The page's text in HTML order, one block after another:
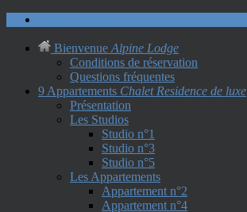
Bienvenue Alpine Lodge
Conditions de réservation
Questions fréquentes
9 Appartements Chalet Residence de luxe
Présentation
Les Studios
Studio n°1
Studio n°3
Studio n°5
Les Appartements
Appartement n°2
Appartement n°4